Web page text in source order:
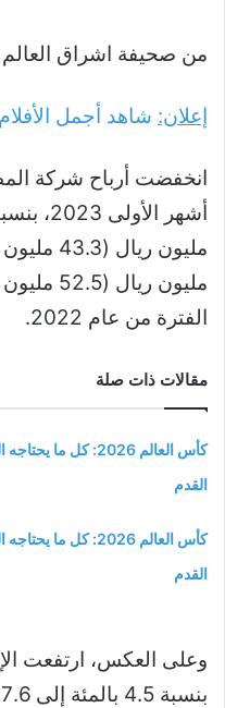
من صحيفة اشراق العالم 24:[ad_1]
إعلان: شاهد أجمل
انخفضت أرباح شركة
مليون
الفترة من عام 2022.
مقالات ذات صلة
كأس العالم 2026:
القدم
كأس العالم 2026:
القدم
وعلى العكس، ارتفعت